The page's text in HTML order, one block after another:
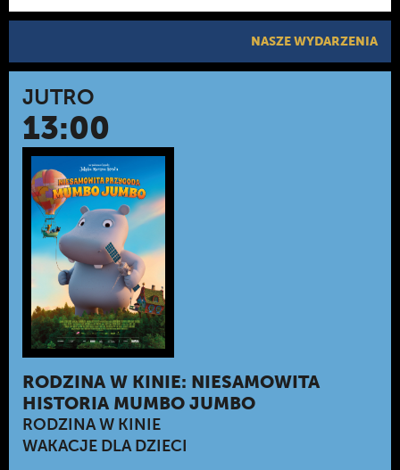
NASZE WYDARZENIA
JUTRO
13:00
RODZINA W KINIE: NIESAMOWITA
HISTORIA MUMBO JUMBO
RODZINA W KINIE
WAKACJE DLA DZIECI